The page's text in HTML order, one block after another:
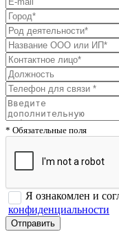
* Обязательные поля
Я ознакомлен и
конфиденциальности